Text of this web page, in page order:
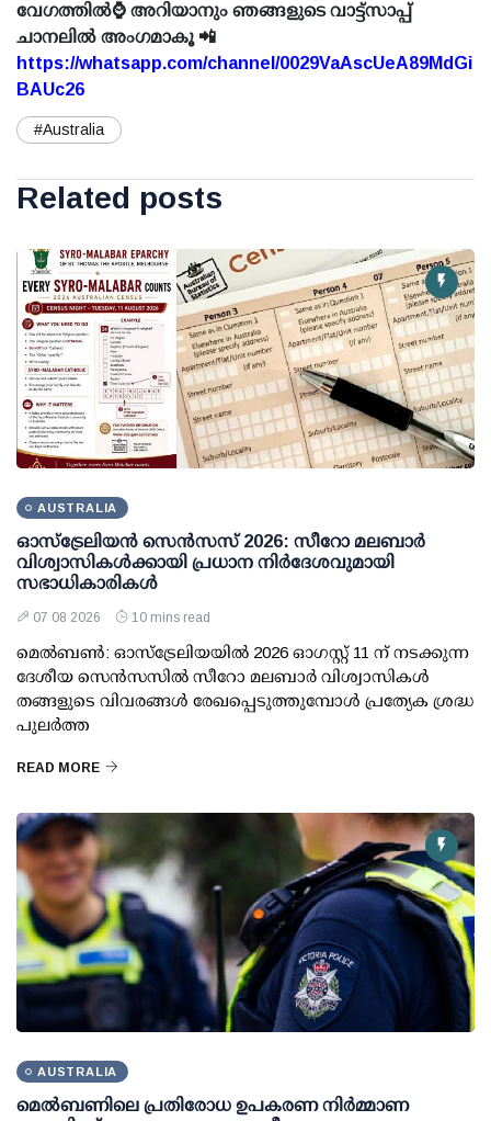
വേഗത്തിൽ⌚ അറിയാനും ഞങ്ങളുടെ വാട്ട്സാപ്പ്
ചാനലിൽ അംഗമാകൂ 📲
https://whatsapp.com/channel/0029VaAscUeA89MdGi
BAUc26
#Australia
Related posts
AUSTRALIA
ഓസ്ട്രേലിയൻ സെൻസസ് 2026: സീറോ മലബാർ
വിശ്വാസികൾക്കായി പ്രധാന നിർദേശവുമായി
സഭാധികാരികൾ
07 08 2026 10 mins read
മെൽബൺ: ഓസ്ട്രേലിയയിൽ 2026 ഓഗസ്റ്റ് 11 ന് നടക്കുന്ന
ദേശീയ സെൻസസിൽ സീറോ മലബാർ വിശ്വാസികൾ
തങ്ങളുടെ വിവരങ്ങൾ രേഖപ്പെടുത്തുമ്പോൾ പ്രത്യേക ശ്രദ്ധ
പുലർത്ത
READ MORE
AUSTRALIA
മെല്‍ബണിലെ പ്രതിരോധ ഉപകരണ നിര്‍മ്മാണ